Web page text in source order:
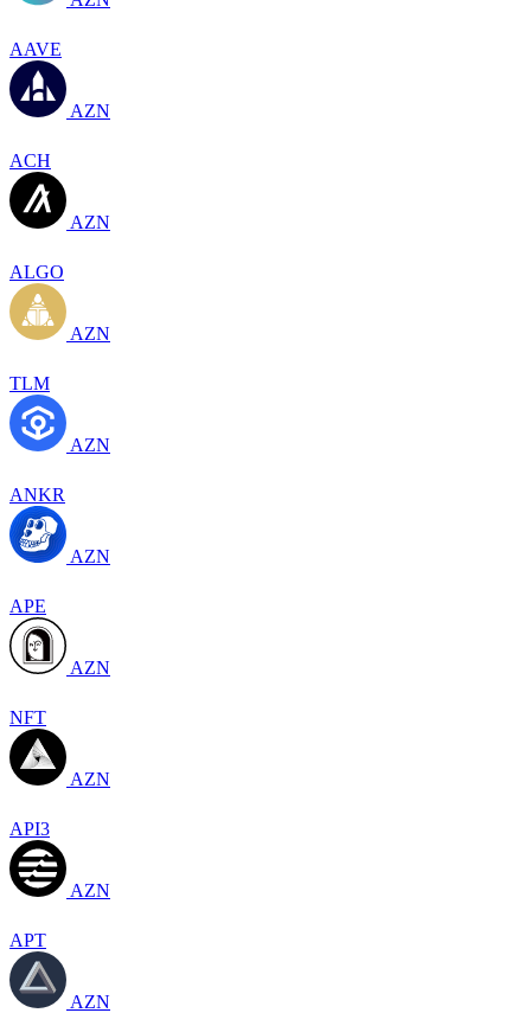
AAVE
AZN
ACH
AZN
ALGO
AZN
TLM
AZN
ANKR
AZN
APE
AZN
NFT
AZN
API3
AZN
APT
AZN